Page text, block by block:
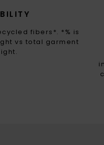
fibers*. *% is
vs total garment